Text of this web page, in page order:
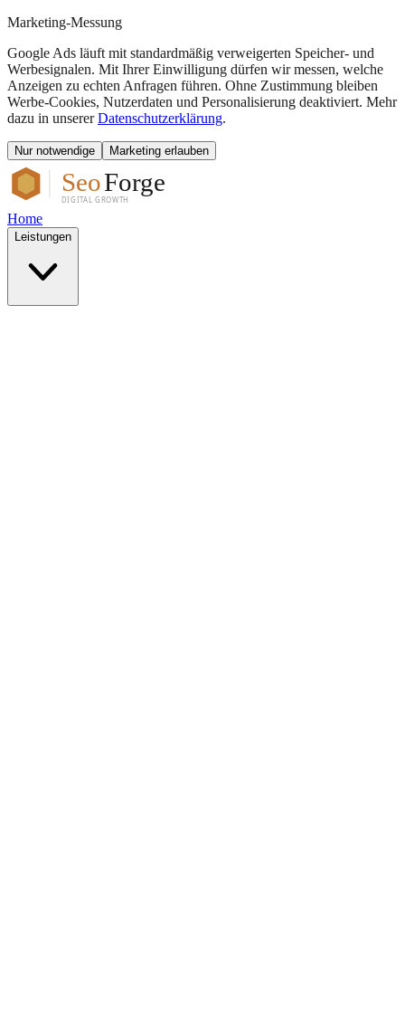
Marketing-Messung
Google Ads läuft mit standardmäßig verweigerten Speicher- und
Werbesignalen. Mit Ihrer Einwilligung dürfen wir messen, welche
Anzeigen zu echten Anfragen führen. Ohne Zustimmung bleiben
Werbe-Cookies, Nutzerdaten und Personalisierung deaktiviert. Mehr
dazu in unserer Datenschutzerklärung.
Nur notwendige Marketing erlauben
Home
Leistungen